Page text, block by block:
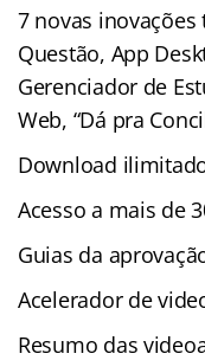
7 novas
Questão, App
Gerenciador de
Web, “Dá pra
Download
Acesso a mais de
Guias da
Acelerador de
Resumo das